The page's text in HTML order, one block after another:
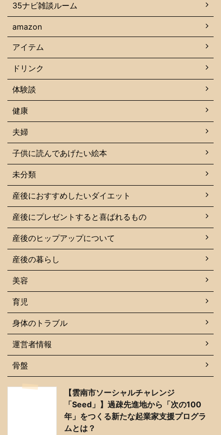
35ナビ雑談ルーム
amazon
アイテム
ドリンク
体験談
健康
夫婦
子供に読んであげたい絵本
未分類
産後におすすめしたいダイエット
産後にプレゼントすると喜ばれるもの
産後のヒップアップについて
産後の暮らし
美容
育児
身体のトラブル
運営者情報
骨盤
【雲南市ソーシャルチャレンジ
「Seed」】過疎先進地から「次の100
年」をつくる新たな起業家支援プログラ
ムとは？